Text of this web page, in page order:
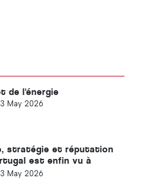
de l'énergie
May 2026
stratégie et réputation
est enfin vu à
May 2026